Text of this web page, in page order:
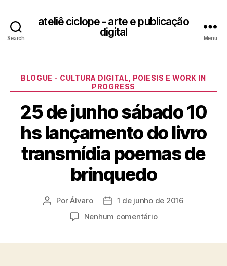
Search
ateliê ciclope - arte e publicação
digital
Menu
Categorias
BLOGUE - CULTURA DIGITAL, POIESIS E WORK IN
PROGRESS
25 de junho sábado 10
hs lançamento do livro
transmídia poemas de
brinquedo
Autor
PorÁlvaro
Data1 de junho de 2016
Nenhum comentárioem